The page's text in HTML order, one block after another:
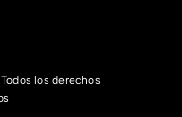
los derechos